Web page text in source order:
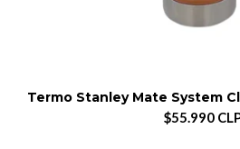
Termo Stanley Mate System
$55.990